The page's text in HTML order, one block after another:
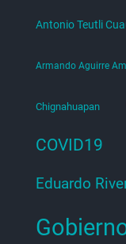
Antonio Teutli
Armando Aguirre
Chignahuapan
COVID19
Eduardo